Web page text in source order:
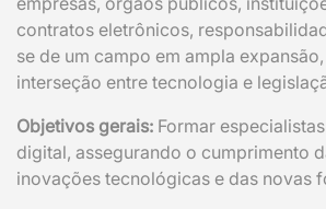
contratos eletrônicos,
se de um campo em ampla
interseção entre tecnologia e
Objetivos gerais: Formar
digital, assegurando o cumprimento
inovações tecnológicas e das novas